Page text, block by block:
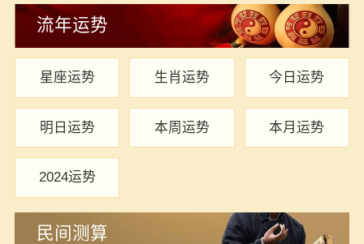
流年运势
星座运势 生肖运势 今日运势
明日运势 本周运势 本月运势
2024运势
民间测算